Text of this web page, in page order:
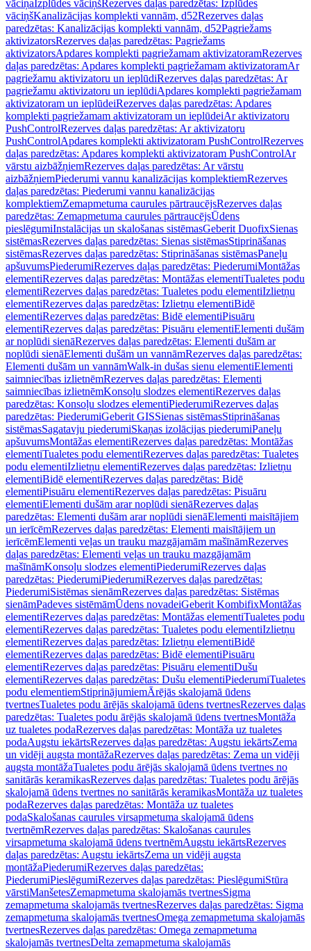
vāciņaIzplūdes vāciņšRezerves daļas paredzētas: Izplūdes
vāciņšKanalizācijas komplekti vannām, d52Rezerves daļas
paredzētas: Kanalizācijas komplekti vannām, d52Pagriežams
aktivizatorsRezerves daļas paredzētas: Pagriežams
aktivizatorsApdares komplekti pagriežamam aktivizatoramRezerves
daļas paredzētas: Apdares komplekti pagriežamam aktivizatoramAr
pagriežamu aktivizatoru un ieplūdiRezerves daļas paredzētas: Ar
pagriežamu aktivizatoru un ieplūdiApdares komplekti pagriežamam
aktivizatoram un ieplūdeiRezerves daļas paredzētas: Apdares
komplekti pagriežamam aktivizatoram un ieplūdeiAr aktivizatoru
PushControlRezerves daļas paredzētas: Ar aktivizatoru
PushControlApdares komplekti aktivizatoram PushControlRezerves
daļas paredzētas: Apdares komplekti aktivizatoram PushControlAr
vārstu aizbāžņiemRezerves daļas paredzētas: Ar vārstu
aizbāžņiemPiederumi vannu kanalizācijas komplektiemRezerves
daļas paredzētas: Piederumi vannu kanalizācijas
komplektiemZemapmetuma caurules pārtraucējsRezerves daļas
paredzētas: Zemapmetuma caurules pārtraucējsŪdens
pieslēgumiInstalācijas un skalošanas sistēmasGeberit DuofixSienas
sistēmasRezerves daļas paredzētas: Sienas sistēmasStiprināšanas
sistēmasRezerves daļas paredzētas: Stiprināšanas sistēmasPaneļu
apšuvumsPiederumiRezerves daļas paredzētas: PiederumiMontāžas
elementiRezerves daļas paredzētas: Montāžas elementiTualetes podu
elementiRezerves daļas paredzētas: Tualetes podu elementiIzlietņu
elementiRezerves daļas paredzētas: Izlietņu elementiBidē
elementiRezerves daļas paredzētas: Bidē elementiPisuāru
elementiRezerves daļas paredzētas: Pisuāru elementiElementi dušām
ar noplūdi sienāRezerves daļas paredzētas: Elementi dušām ar
noplūdi sienāElementi dušām un vannāmRezerves daļas paredzētas:
Elementi dušām un vannāmWalk-in dušas sienu elementiElementi
saimniecības izlietnēmRezerves daļas paredzētas: Elementi
saimniecības izlietnēmKonsoļu slodzes elementiRezerves daļas
paredzētas: Konsoļu slodzes elementiPiederumiRezerves daļas
paredzētas: PiederumiGeberit GISSienas sistēmasStiprināšanas
sistēmasSagatavju piederumiSkaņas izolācijas piederumiPaneļu
apšuvumsMontāžas elementiRezerves daļas paredzētas: Montāžas
elementiTualetes podu elementiRezerves daļas paredzētas: Tualetes
podu elementiIzlietņu elementiRezerves daļas paredzētas: Izlietņu
elementiBidē elementiRezerves daļas paredzētas: Bidē
elementiPisuāru elementiRezerves daļas paredzētas: Pisuāru
elementiElementi dušām arar noplūdi sienāRezerves daļas
paredzētas: Elementi dušām arar noplūdi sienāElementi maisītājiem
un ierīcēmRezerves daļas paredzētas: Elementi maisītājiem un
ierīcēmElementi veļas un trauku mazgājamām mašīnāmRezerves
daļas paredzētas: Elementi veļas un trauku mazgājamām
mašīnāmKonsoļu slodzes elementiPiederumiRezerves daļas
paredzētas: PiederumiPiederumiRezerves daļas paredzētas:
PiederumiSistēmas sienāmRezerves daļas paredzētas: Sistēmas
sienāmPadeves sistēmāmŪdens novadeiGeberit KombifixMontāžas
elementiRezerves daļas paredzētas: Montāžas elementiTualetes podu
elementiRezerves daļas paredzētas: Tualetes podu elementiIzlietņu
elementiRezerves daļas paredzētas: Izlietņu elementiBidē
elementiRezerves daļas paredzētas: Bidē elementiPisuāru
elementiRezerves daļas paredzētas: Pisuāru elementiDušu
elementiRezerves daļas paredzētas: Dušu elementiPiederumiTualetes
podu elementiemStiprinājumiemĀrējās skalojamā ūdens
tvertnesTualetes podu ārējās skalojamā ūdens tvertnesRezerves daļas
paredzētas: Tualetes podu ārējās skalojamā ūdens tvertnesMontāža
uz tualetes podaRezerves daļas paredzētas: Montāža uz tualetes
podaAugstu iekārtsRezerves daļas paredzētas: Augstu iekārtsZema
un vidēji augsta montāžaRezerves daļas paredzētas: Zema un vidēji
augsta montāžaTualetes podu ārējās skalojamā ūdens tvertnes no
sanitārās keramikasRezerves daļas paredzētas: Tualetes podu ārējās
skalojamā ūdens tvertnes no sanitārās keramikasMontāža uz tualetes
podaRezerves daļas paredzētas: Montāža uz tualetes
podaSkalošanas caurules virsapmetuma skalojamā ūdens
tvertnēmRezerves daļas paredzētas: Skalošanas caurules
virsapmetuma skalojamā ūdens tvertnēmAugstu iekārtsRezerves
daļas paredzētas: Augstu iekārtsZema un vidēji augsta
montāžaPiederumiRezerves daļas paredzētas:
PiederumiPieslēgumiRezerves daļas paredzētas: PieslēgumiStūra
vārstiManšetesZemapmetuma skalojamās tvertnesSigma
zemapmetuma skalojamās tvertnesRezerves daļas paredzētas: Sigma
zemapmetuma skalojamās tvertnesOmega zemapmetuma skalojamās
tvertnesRezerves daļas paredzētas: Omega zemapmetuma
skalojamās tvertnesDelta zemapmetuma skalojamās